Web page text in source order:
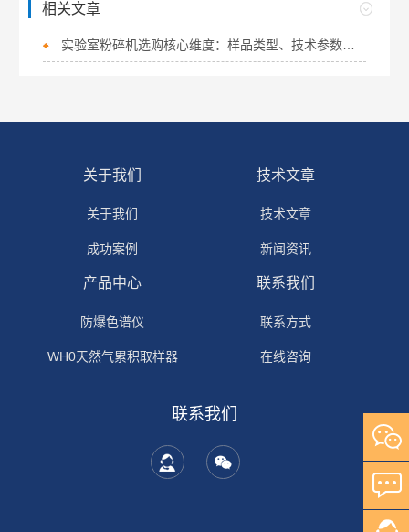
相关文章
关于我们
关于我们
成功案例
技术文章
技术文章
新闻资讯
产品中心
防爆色谱仪
WH0天然气累积取样器
联系我们
联系方式
在线咨询
联系我们